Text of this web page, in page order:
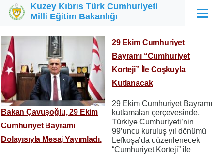
Ana içeriğe atla
Kuzey Kıbrıs Türk Cumhuriyeti
Milli Eğitim Bakanlığı
Menü
Bakan Çavuşoğlu, 29 Ekim
Cumhuriyet Bayramı
Dolayısıyla Mesaj Yayımladı.
29 Ekim Cumhuriyet
Bayramı “Cumhuriyet
Korteji” İle Coşkuyla
Kutlanacak
29 Ekim Cumhuriyet Bayramı
kutlamaları çerçevesinde,
Türkiye Cumhuriyeti’nin
99’uncu kuruluş yıl dönümü
Lefkoşa’da düzenlenecek
“Cumhuriyet Korteji” ile